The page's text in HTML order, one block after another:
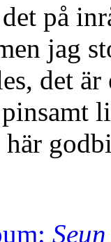
på
jag
det är
här